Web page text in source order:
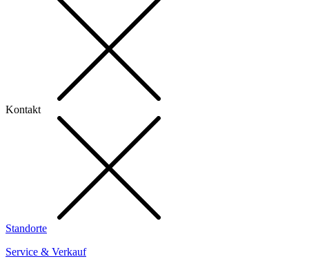
Kontakt
Standorte
Service & Verkauf